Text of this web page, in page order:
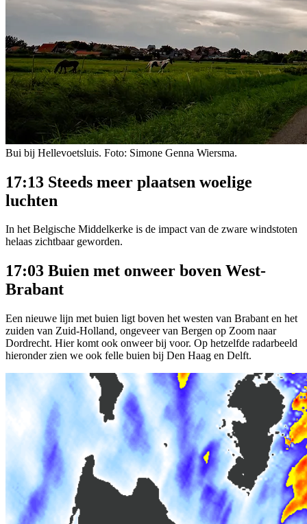
Bui bij Hellevoetsluis. Foto: Simone Genna Wiersma.
17:13 Steeds meer plaatsen woelige
luchten
In het Belgische Middelkerke is de impact van de zware windstoten
helaas zichtbaar geworden.
17:03 Buien met onweer boven West-
Brabant
Een nieuwe lijn met buien ligt boven het westen van Brabant en het
zuiden van Zuid-Holland, ongeveer van Bergen op Zoom naar
Dordrecht. Hier komt ook onweer bij voor. Op hetzelfde radarbeeld
hieronder zien we ook felle buien bij Den Haag en Delft.